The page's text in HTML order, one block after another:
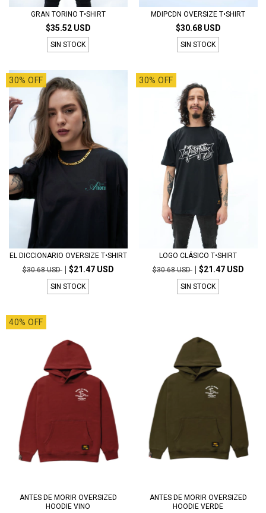
GRAN TORINO T•SHIRT
$35.52 USD
SIN STOCK
MDIPCDN OVERSIZE T•SHIRT
$30.68 USD
SIN STOCK
30% OFF
EL DICCIONARIO OVERSIZE T•SHIRT
$30.68 USD
$21.47 USD
SIN STOCK
30% OFF
LOGO CLÁSICO T•SHIRT
$30.68 USD
$21.47 USD
SIN STOCK
40% OFF
ANTES DE MORIR OVERSIZED
HOODIE VINO
ANTES DE MORIR OVERSIZED
HOODIE VERDE